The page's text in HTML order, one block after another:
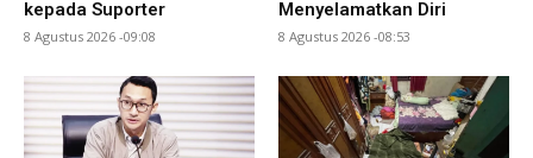
kepada Suporter
8 Agustus 2026 -09:08
Menyelamatkan Diri
8 Agustus 2026 -08:53